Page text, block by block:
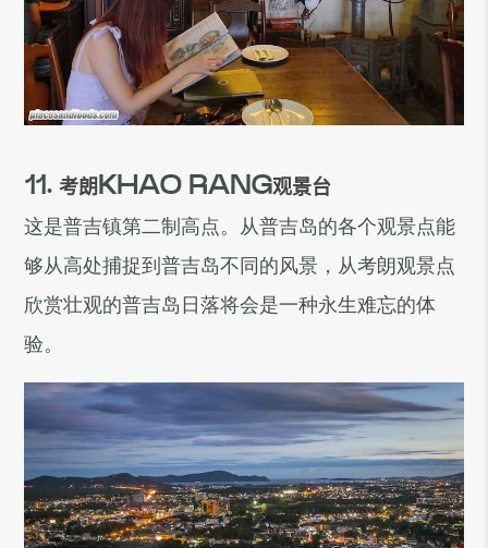
11.考朗 KHAO RANG观景台
这是普吉镇第二制高点。从普吉岛的各个观景点能
够从高处捕捉到普吉岛不同的风景，从考朗观景点
欣赏壮观的普吉岛日落将会是一种永生难忘的体
验。